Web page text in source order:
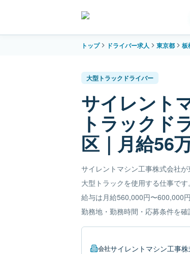
トップ ドライバー求人 東京都 板
大型トラックドライバー
サイレント
トラックド
区｜月給56
サイレントマシン工事株式会社
大型トラックを使用する仕事です。
給与は月給560,000円〜600,000円
勤務地・勤務時間・応募条件を確
会社サイレントマシン工事